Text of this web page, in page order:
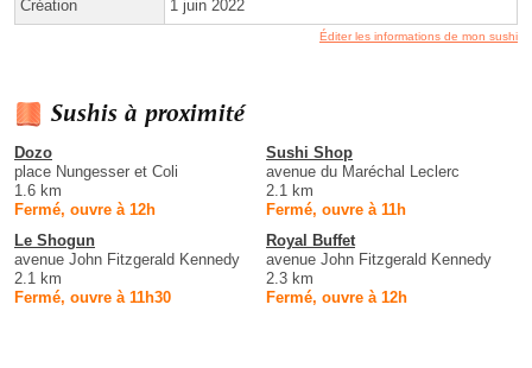
Création 1 juin 2022
Éditer les informations de mon sushi
Sushis à proximité
Dozo
place Nungesser et Coli
1.6 km
Fermé, ouvre à 12h
Sushi Shop
avenue du Maréchal Leclerc
2.1 km
Fermé, ouvre à 11h
Le Shogun
avenue John Fitzgerald Kennedy
2.1 km
Fermé, ouvre à 11h30
Royal Buffet
avenue John Fitzgerald Kennedy
2.3 km
Fermé, ouvre à 12h